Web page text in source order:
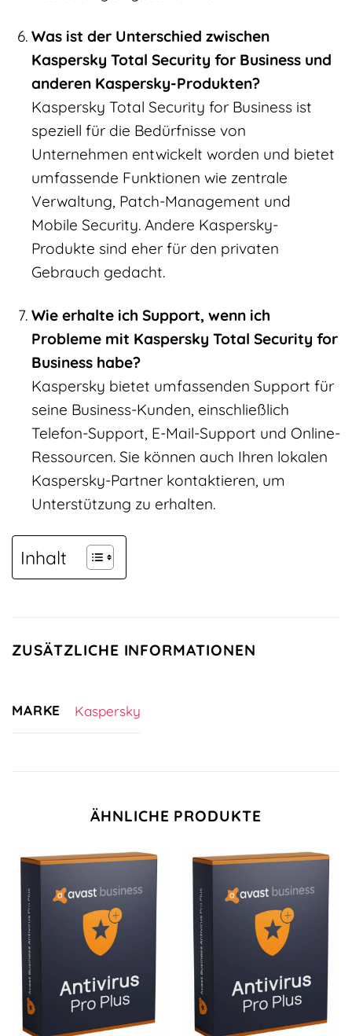
Was ist der Unterschied zwischen
Kaspersky Total Security for Business und
anderen Kaspersky-Produkten?
Kaspersky Total Security for Business ist
speziell für die Bedürfnisse von
Unternehmen entwickelt worden und bietet
umfassende Funktionen wie zentrale
Verwaltung, Patch-Management und
Mobile Security. Andere Kaspersky-
Produkte sind eher für den privaten
Gebrauch gedacht.
Wie erhalte ich Support, wenn ich
Probleme mit Kaspersky Total Security for
Business habe?
Kaspersky bietet umfassenden Support für
seine Business-Kunden, einschließlich
Telefon-Support, E-Mail-Support und Online-
Ressourcen. Sie können auch Ihren lokalen
Kaspersky-Partner kontaktieren, um
Unterstützung zu erhalten.
Inhalt
ZUSÄTZLICHE INFORMATIONEN
MARKE Kaspersky
ÄHNLICHE PRODUKTE